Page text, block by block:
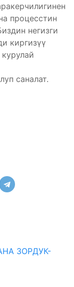
процесстин
негизги
киргизүү
саналат.
ЗОРДУК-